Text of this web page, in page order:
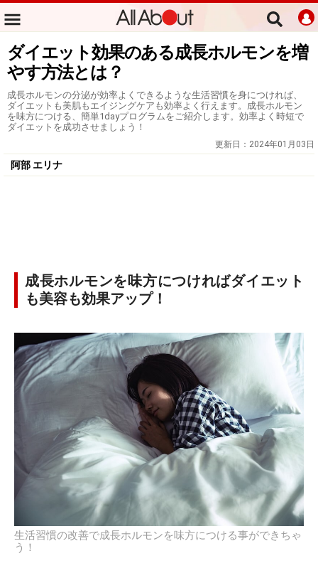
ダイエット効果のある成長ホルモンを増
やす方法とは？
成長ホルモンの分泌が効率よくできるような生活習慣を身につければ、
ダイエットも美肌もエイジングケアも効率よく行えます。成長ホルモン
を味方につける、簡単1dayプログラムをご紹介します。効率よく時短で
ダイエットを成功させましょう！
更新日： 2024年01月03日
阿部 エリナ
成長ホルモンを味方につければダイエット
も美容も効果アップ！
生活習慣の改善で成長ホルモンを味方につける事ができちゃ
う！